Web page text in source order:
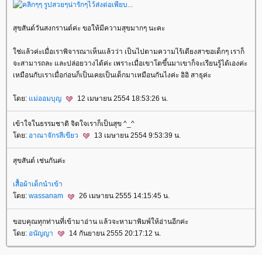
สุขสันต์วันสงกรานต์ค่ะ ขอให้มีความสุขมากๆ นะคะ
ช่แล้วค่ะเมื่อเราพิจารณาเห็นแล้วว่า เป็นไปตามความไร้เดียงสาขอเด็กๆ เราก็
จะสามารถละ และปล่อยวางได้ค่ะ เพราะเมื่อเขาโตขึ้นมาเขาก็จะเรียนรู้ได้เองค่ะ
เหมือนกับเราเมื่อก่อนก็เป็นเคยเป็นเด็กมาเหมือนกันไงค่ะ อิอิ สาธุค่ะ
ดย: ม่ออมบุญ 12 เมษายน 2554 18:53:26 น.
เข้าใจในธรรมชาติ จิตใจเราก็เป็นสุข ^_^
ดย: อาณาจักรสีเขียว 13 เมษายน 2554 9:53:39 น.
สุขสันต์ เช่นกันค่ะ
เสื้อผ้าเด็กนำเข้า
ดย: wassanam 26 เมษายน 2555 14:15:45 น.
ขอบคุณทุกท่านที่เข้ามาอ่าน แล้วจะหามาพิมพ์ให้อ่านอีกค่ะ
ดย: อนัญญา 14 กันยายน 2555 20:17:12 น.